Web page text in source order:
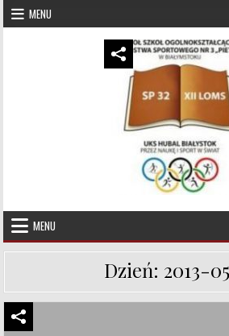
Skip to content
MENU
UKS Hubal Białystok
MENU
Dzień: 2013-